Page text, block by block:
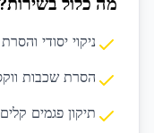
ניקוי יסודי
הסרת שכבות
תיקון פגמים